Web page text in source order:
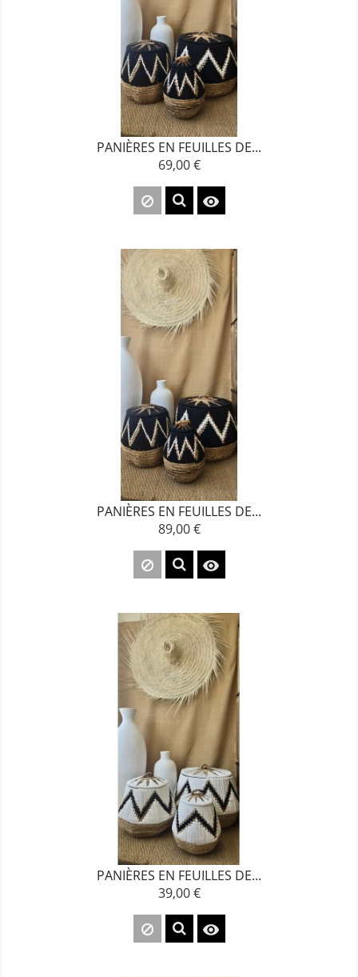
PANIÈRES EN FEUILLES DE...
Prix
69,00 €

PANIÈRES EN FEUILLES DE...
Prix
89,00 €

PANIÈRES EN FEUILLES DE...
Prix
39,00 €
